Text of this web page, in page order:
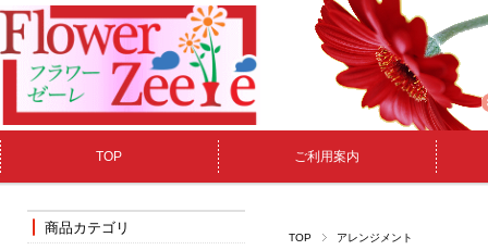
TOP ご利用案内
TOP アレンジメント
商品カテゴリ